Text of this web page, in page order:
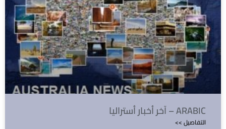
آخر أخبار أستراليا – ARABIC
<< التفاصيل